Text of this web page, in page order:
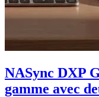
NASync DXP
gamme avec